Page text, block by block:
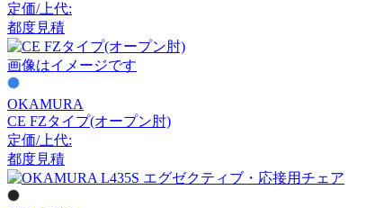
定価/上代:
都度見積
画像はイメージです
OKAMURA
CE FZタイプ(オープン肘)
定価/上代:
都度見積